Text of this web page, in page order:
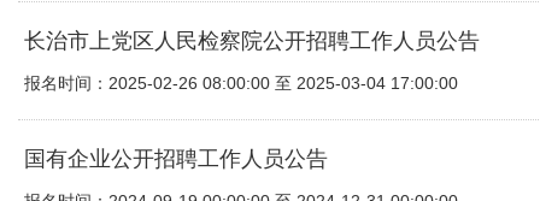
长治市上党区人民检察院公开招聘工作人员公告
报名时间：2025-02-26 08:00:00 至 2025-03-04 17:00:00
国有企业公开招聘工作人员公告